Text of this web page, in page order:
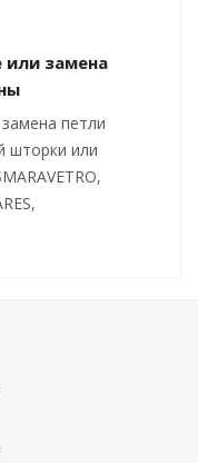
или замена
петли
шторки или